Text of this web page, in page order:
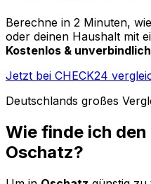
Berechne in 2 Minuten,
oder deinen Haushalt mit
Kostenlos &
Jetzt bei CHECK24
Deutschlands großes
Wie finde ich
Oschatz?